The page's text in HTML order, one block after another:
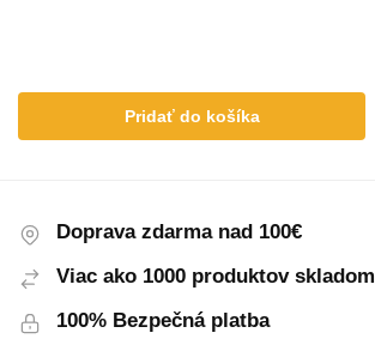
Pridať do košíka
Doprava zdarma nad 100€
Viac ako 1000 produktov skladom
100% Bezpečná platba